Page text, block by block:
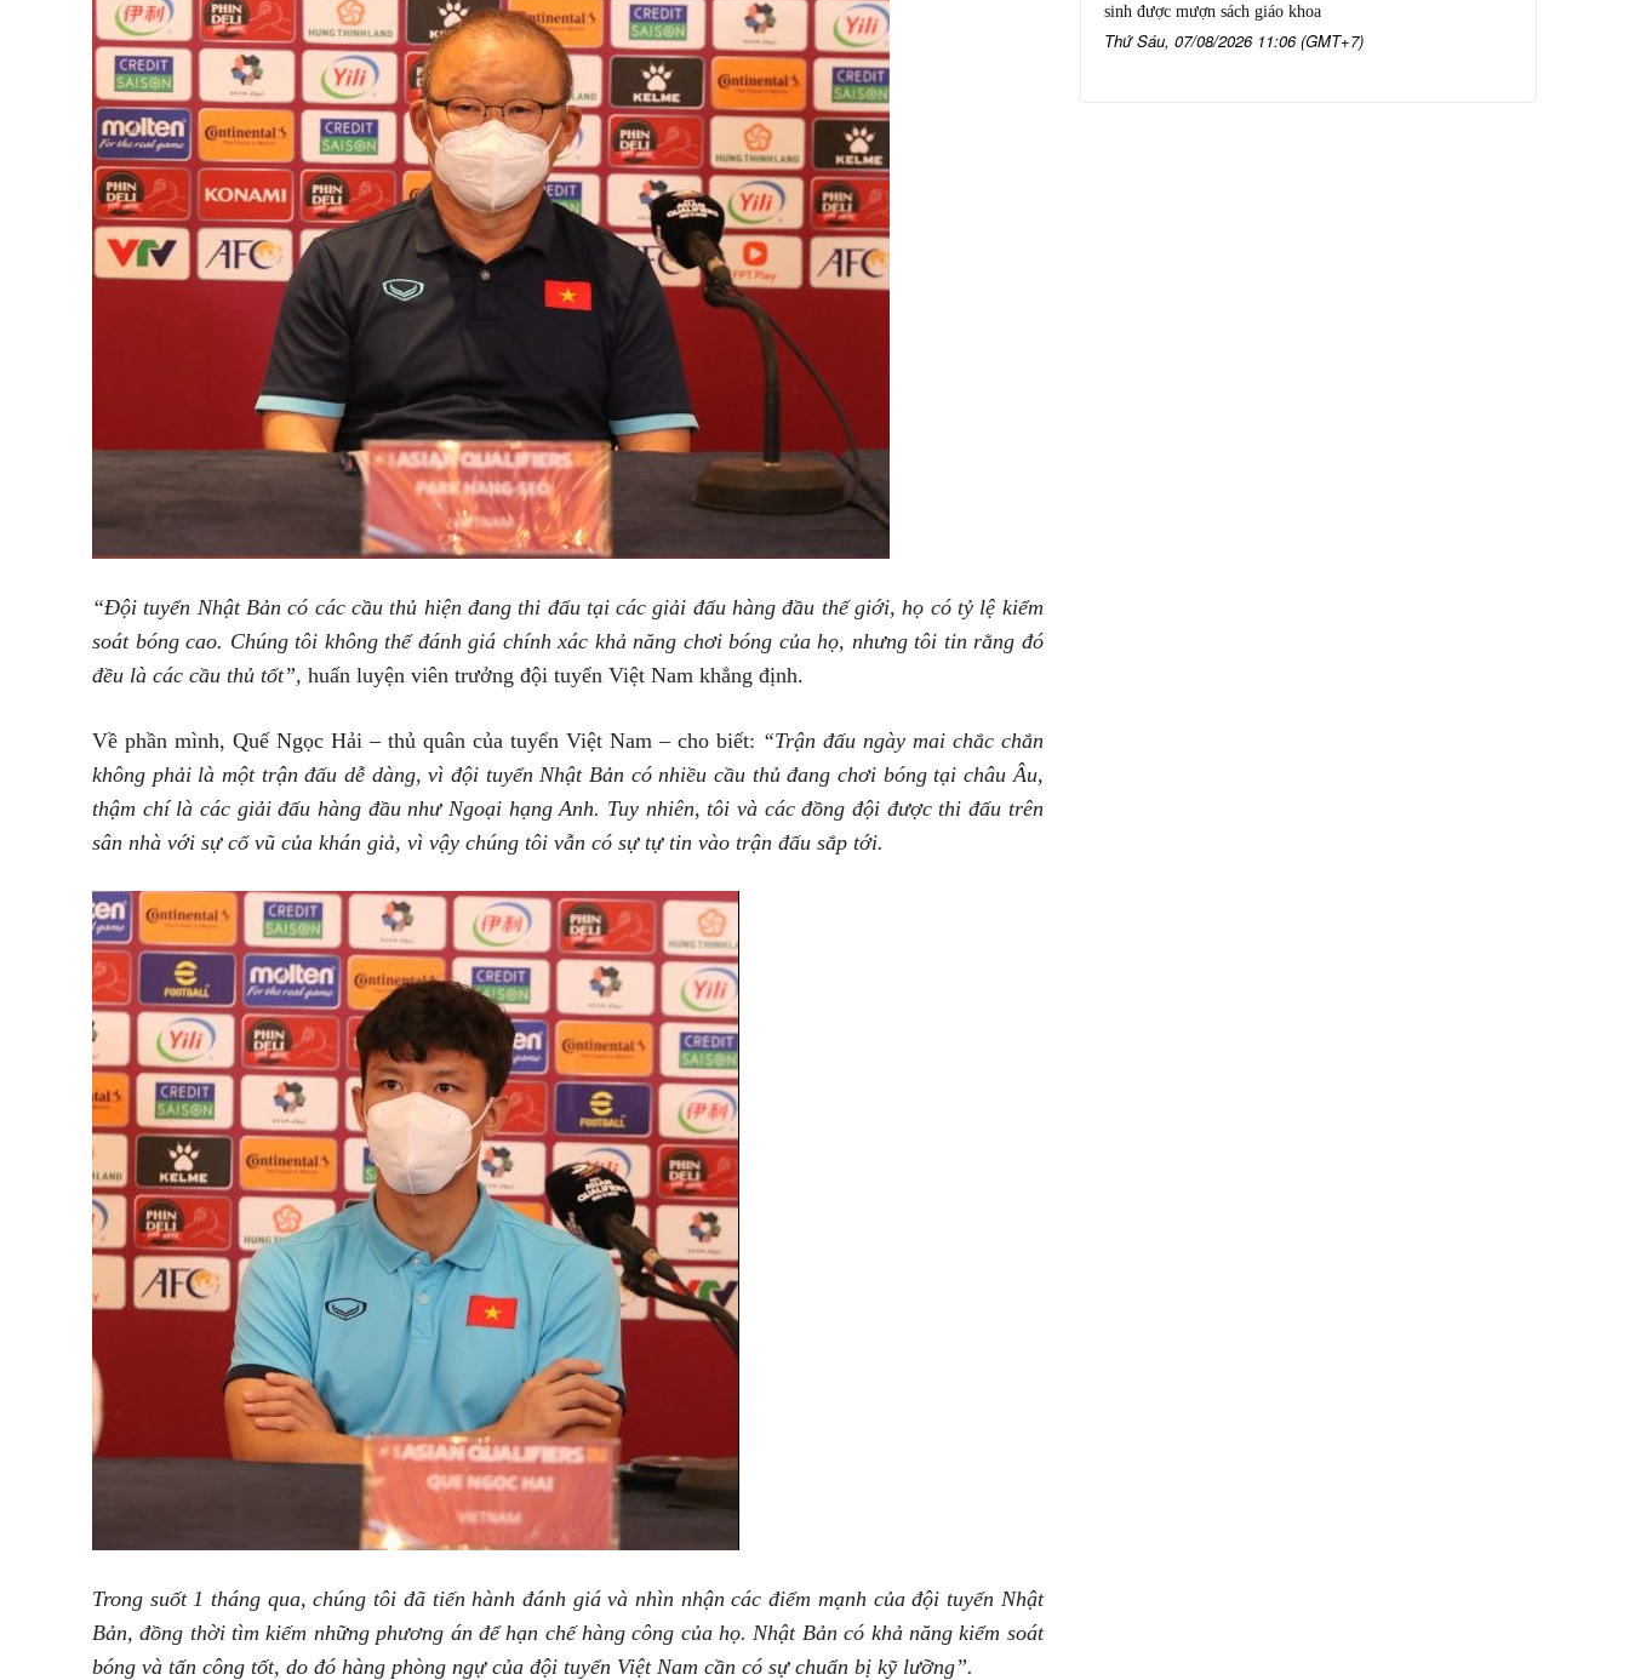
“Đội tuyển Nhật Bản có các cầu thủ hiện đang thi đấu tại các giải đấu hàng đầu thế giới, họ có tỷ lệ kiểm
soát bóng cao. Chúng tôi không thể đánh giá chính xác khả năng chơi bóng của họ, nhưng tôi tin rằng đó
đều là các cầu thủ tốt”, huấn luyện viên trưởng đội tuyển Việt Nam khẳng định.
Về phần mình, Quế Ngọc Hải – thủ quân của tuyển Việt Nam – cho biết: “Trận đấu ngày mai chắc chắn
không phải là một trận đấu dễ dàng, vì đội tuyển Nhật Bản có nhiều cầu thủ đang chơi bóng tại châu Âu,
thậm chí là các giải đấu hàng đầu như Ngoại hạng Anh. Tuy nhiên, tôi và các đồng đội được thi đấu trên
sân nhà với sự cổ vũ của khán giả, vì vậy chúng tôi vẫn có sự tự tin vào trận đấu sắp tới.
Trong suốt 1 tháng qua, chúng tôi đã tiến hành đánh giá và nhìn nhận các điểm mạnh của đội tuyển Nhật
Bản, đồng thời tìm kiếm những phương án để hạn chế hàng công của họ. Nhật Bản có khả năng kiểm soát
bóng và tấn công tốt, do đó hàng phòng ngự của đội tuyển Việt Nam cần có sự chuẩn bị kỹ lưỡng”.
sinh được mượn sách giáo khoa
Thứ Sáu, 07/08/2026 11:06 (GMT+7)